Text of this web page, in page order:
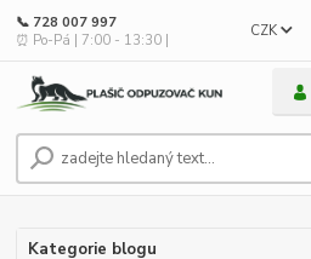
CZK
📞 728 007 997
⏰ Po-Pá | 7:00 - 13:30 |
Kategorie blogu